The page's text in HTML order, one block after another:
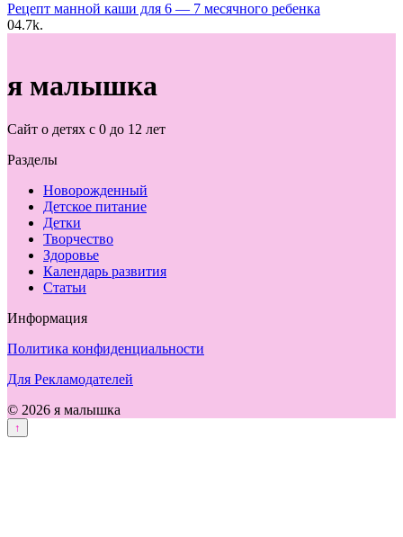
Рецепт манной каши для 6 — 7 месячного ребенка
04.7k.
я малышка
Сайт о детях с 0 до 12 лет
Разделы
Новорожденный
Детское питание
Детки
Творчество
Здоровье
Календарь развития
Статьи
Информация
Политика конфиденциальности
Для Рекламодателей
© 2026 я малышка